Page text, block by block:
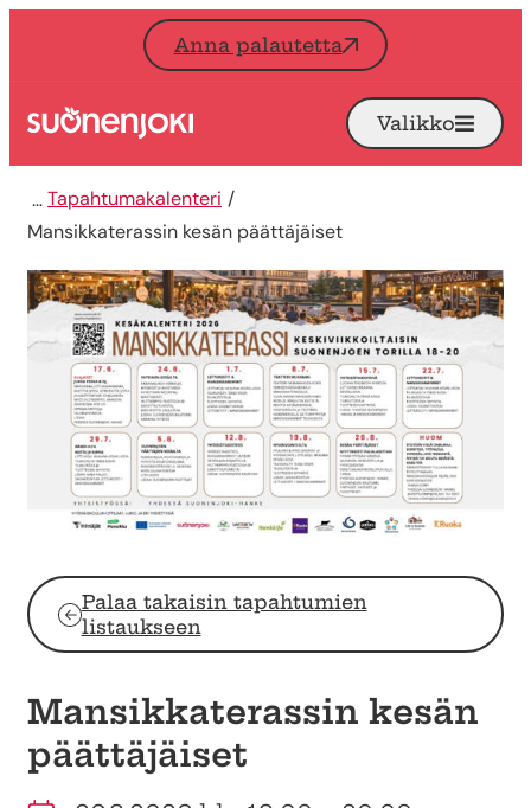
Siirry sisältöön
Anna palautetta
Etusivu Avaa
Valikko
Tapahtumakalenteri
Mansikkaterassin kesän päättäjäiset
Palaa takaisin tapahtumien
listaukseen
Mansikkaterassin kesän
päättäjäiset